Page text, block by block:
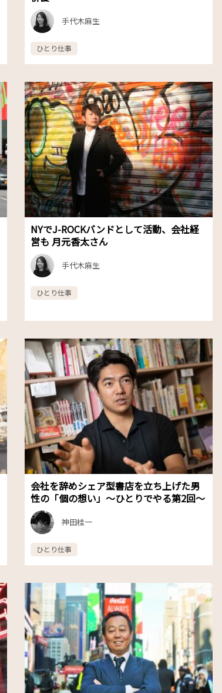
手代木麻生
ひとり仕事
NYでJ-ROCKバンドとして活動、会社経
営も 月元香太さん
手代木麻生
ひとり仕事
会社を辞めシェア型書店を立ち上げた男
性の「個の想い」〜ひとりでやる第2回〜
神田桂一
ひとり仕事